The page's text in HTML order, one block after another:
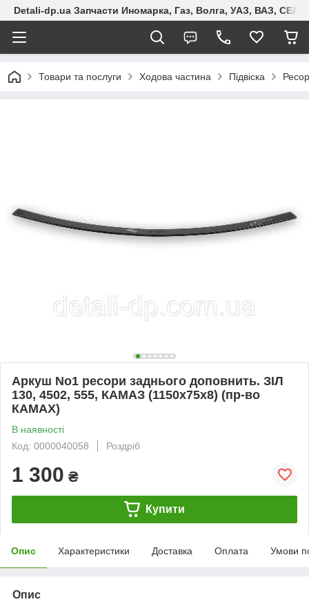
Detali-dp.ua Запчасти Иномарка, Газ, Волга, УАЗ, ВАЗ,
Товари та послуги Ходова частина Підвіска
Аркуш No1 ресори заднього доповнить. ЗІЛ
130, 4502, 555, КАМАЗ (1150х75х8) (пр-во
КАМАХ)
В наявності
Код: 0000040058
Роздріб
1 300 ₴
Купити
Опис Характеристики Доставка Оплата Умови
Опис